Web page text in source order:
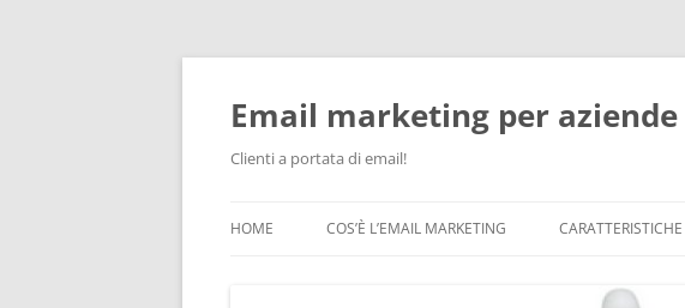
Vai
contenuto
Email marketing per aziende
Clienti a portata di email!
HOME COS’È L’EMAIL MARKETING CARATTERISTICHE